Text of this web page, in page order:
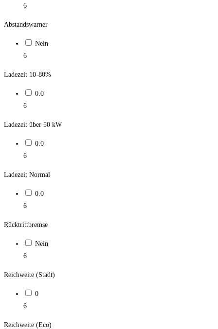
6
Abstandswarner
Nein
6
Ladezeit 10-80%
0.0
6
Ladezeit über 50 kW
0.0
6
Ladezeit Normal
0.0
6
Rücktrittbremse
Nein
6
Reichweite (Stadt)
0
6
Reichweite (Eco)